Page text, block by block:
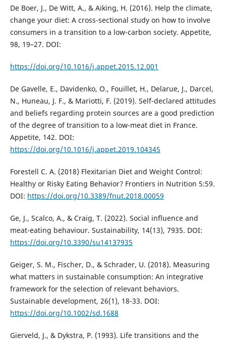
De Boer, J., De Witt, A., & Aiking, H. (2016). Help the climate,
change your diet: A cross-sectional study on how to involve
consumers in a transition to a low-carbon society. Appetite,
98, 19–27. DOI:
https://doi.org/10.1016/j.appet.2015.12.001
De Gavelle, E., Davidenko, O., Fouillet, H., Delarue, J., Darcel,
N., Huneau, J. F., & Mariotti, F. (2019). Self-declared attitudes
and beliefs regarding protein sources are a good prediction
of the degree of transition to a low-meat diet in France.
Appetite, 142. DOI:
https://doi.org/10.1016/j.appet.2019.104345
Forestell C. A. (2018) Flexitarian Diet and Weight Control:
Healthy or Risky Eating Behavior? Frontiers in Nutrition 5:59.
DOI: https://doi.org/10.3389/fnut.2018.00059
Ge, J., Scalco, A., & Craig, T. (2022). Social influence and
meat-eating behaviour. Sustainability, 14(13), 7935. DOI:
https://doi.org/10.3390/su14137935
Geiger, S. M., Fischer, D., & Schrader, U. (2018). Measuring
what matters in sustainable consumption: An integrative
framework for the selection of relevant behaviors.
Sustainable development, 26(1), 18-33. DOI:
https://doi.org/10.1002/sd.1688
Gierveld, J., & Dykstra, P. (1993). Life transitions and the